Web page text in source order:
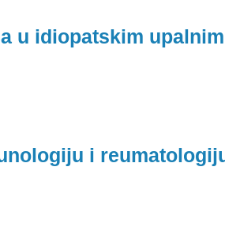
u idiopatskim upalnim
i